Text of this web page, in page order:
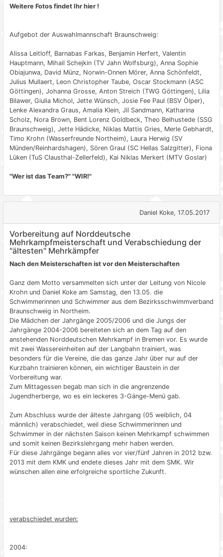
Weitere Fotos findet Ihr hier !
Aufgebot der Auswahlmannschaft Braunschweig:
Alissa Leitloff, Barnabas Farkas, Benjamin Herfert, Valentin
Hauptmann, Mihail Schejkin (TV Jahn Wolfsburg), Anna Sophie
Obiajunwa, David Münz, Norwin-Onnen Mörer, Anna Schönfeldt,
Julius Mullaert, Leon Christopher Taube, Oscar Stockmann (ASC
Göttingen), Johanna Grosse, Anton Streich (TWG Göttingen), Lilia
Bilawer, Giulia Michol, Jette Wünsch, Josie Fee Paul (BSV Ölper),
Lenke Alexandra Graus, Amalia Klein, Jil Sandmann, Katharina
Scholz, Nora Brown, Bent Lorenz Goldbeck, Theo Belhustede (SSG
Braunschweig), Jette Hädicke, Niklas Mattis Gries, Merle Gebhardt,
Timo Krohn (Wasserfreunde Northeim), Laura Herwig (SV
Münden/Reinhardshagen), Sören Graul (SC Hellas Salzgitter), Fiona
Lüken (TuS Clausthal-Zellerfeld), Kai Niklas Merkert (MTV Goslar)
"Wer ist das Team?" "WIR!"
Daniel Koke, 17.05.2017
Vorbereitung auf Norddeutsche
Mehrkampfmeisterschaft und Verabschiedung der
"ältesten" Mehrkämpfer
Nach den Meisterschaften ist vor den Meisterschaften
Ganz dem Motto versammelten sich unter der Leitung von Nicole
Krohn und Daniel Koke am Samstag, den 13.05. die
Schwimmerinnen und Schwimmer aus dem Bezirksschwimmverband
Braunschweig in Northeim.
Die Mädchen der Jahrgänge 2005/2006 und die Jungs der
Jahrgänge 2004-2006 bereiteten sich an dem Tag auf den
anstehenden Norddeutschen Mehrkampf in Bremen vor. Es wurde
mit zwei Wassereinheiten auf der Langbahn trainiert, was
besonders für die Vereine, die das ganze Jahr über nur auf der
Kurzbahn trainieren können, ein wichtiger Baustein in der
Vorbereitung war.
Zum Mittagessen begab man sich in die angrenzende
Jugendherberge, wo es ein leckeres 3-Gänge-Menü gab.
Zum Abschluss wurde der älteste Jahrgang (05 weiblich, 04
männlich) verabschiedet, weil diese Schwimmerinnen und
Schwimmer in der nächsten Saison keinen Mehrkampf schwimmen
und somit keinen Bezirkslehrgang mehr haben werden.
Für diese Jahrgänge begann alles vor vier/fünf Jahren in 2012 bzw.
2013 mit dem KMK und endete dieses Jahr mit dem SMK. Wir
wünschen allen eine erfolgreiche sportliche Zukunft.
verabschiedet wurden:
2004: